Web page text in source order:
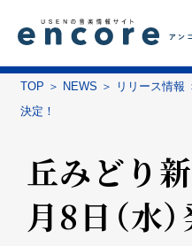
TOP NEWS リリース情報
決定！
丘みどり
月8日（水